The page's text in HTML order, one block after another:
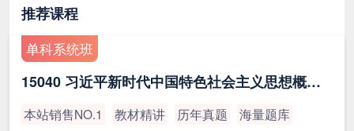
推荐课程
单科系统班
15040 习近平新时代中国特色社会主义思想概论（最新版）
本站销售NO.1 教材精讲 历年真题
海量题库